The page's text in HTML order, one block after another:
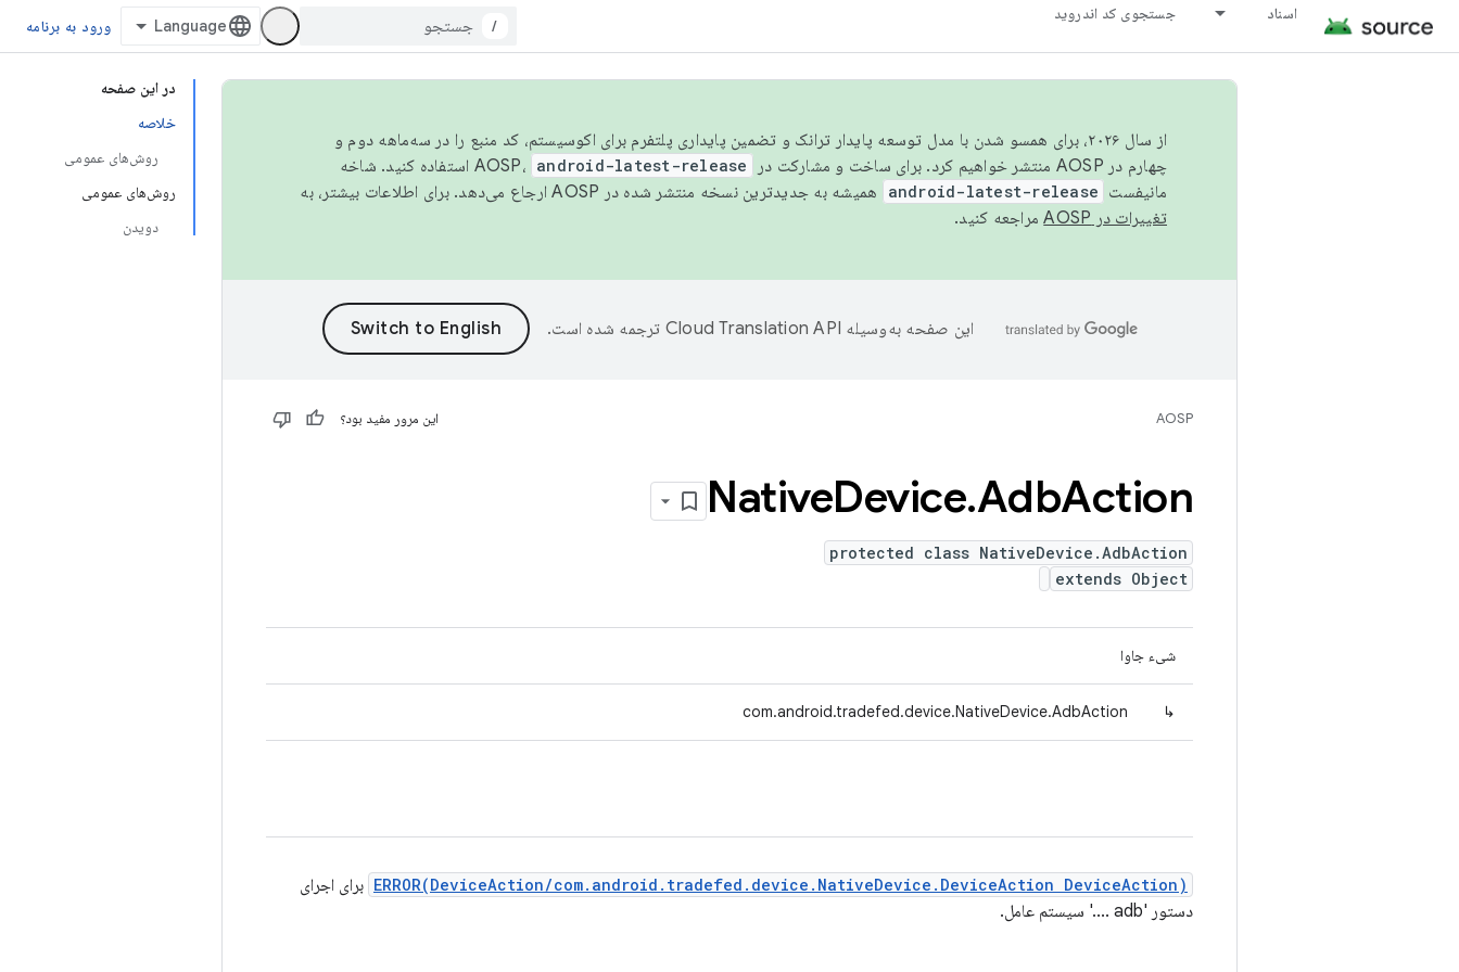
اسناد جستجوی کد اندروید
/ ورود به برنامه
در این صفحه
خلاصه
روش‌های عمومی
روش‌های عمومی
دویدن
از سال ۲۰۲۶، برای همسو شدن با مدل توسعه پایدار ترانک و تضمین پایداری پلتفرم برای اکوسیستم، کد منبع را در سه‌ماهه دوم و
چهارم در AOSP منتشر خواهیم کرد. برای ساخت و مشارکت در AOSP،
android-latest-release
استفاده کنید. شاخه
مانیفست android-latest-release
همیشه به جدیدترین نسخه منتشر شده در AOSP ارجاع می‌دهد. برای اطلاعات بیشتر، به
تغییرات در AOSP
مراجعه کنید.
این صفحه به‌وسیله ترجمه شده است.
AOSP این مرور مفید بود؟
NativeDevice.AdbAction
protected class NativeDevice.AdbAction
extends Object
شیء جاوا
↳
com.android.tradefed.device.NativeDevice.AdbAction
ERROR(DeviceAction/com.android.tradefed.device.NativeDevice.DeviceAction DeviceAction) برای اجرای
دستور 'adb ....' سیستم عامل.